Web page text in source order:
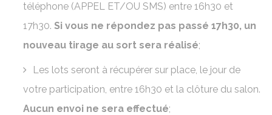
téléphone (APPEL ET/OU SMS) entre 16h30 et
17h30.Si vous ne répondez pas passé 17h30, un
nouveau tirage au sort sera réalisé;
Les lots seront à récupérer sur place, le jour de
votre participation, entre 16h30 et la clôture du salon.
Aucun envoi ne sera effectué;